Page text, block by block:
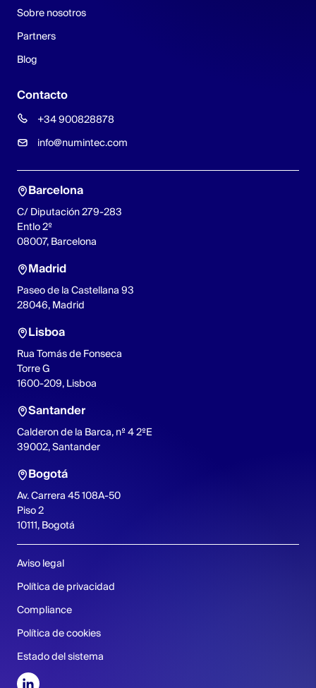
Sobre nosotros
Partners
Blog
Contacto
+34 900828878
info@numintec.com
Barcelona
C/ Diputación 279-283
Entlo 2º
08007, Barcelona
Madrid
Paseo de la Castellana 93
28046, Madrid
Lisboa
Rua Tomás de Fonseca
Torre G
1600-209, Lisboa
Santander
Calderon de la Barca, nº 4 2ºE
39002, Santander
Bogotá
Av. Carrera 45 108A-50
Piso 2
10111, Bogotá
Aviso legal
Política de privacidad
Compliance
Política de cookies
Estado del sistema